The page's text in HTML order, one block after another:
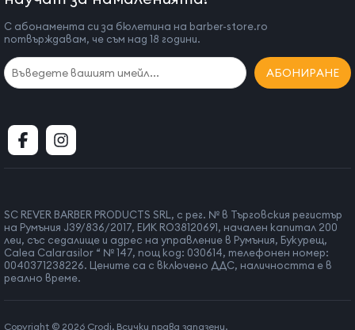
С абонамента си за бюлетина на barber-store.ro
потвърждавам, че съм над 18 години.
АБОНИРАНЕ
SC REVER BARBER PRODUCTS SRL, с рег. № в Търговския регистър
на Румъния J39/836/2017, ЕИК RO38120691, начален капитал 200
леи, със седалище и адрес на управление в Румъния, Букурещ,
Calea Calarasilor “ № 147, пощ код: 030614, телефонен номер:
0040371238226. Цените са с включено ДДС, наличността е в
реално време.
Copyright © 2026 Crodi. Всички права запазени.